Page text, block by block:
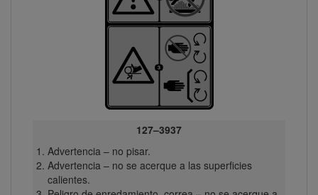
127–3937
Advertencia – no pisar.
Advertencia – no se acerque a las superficies
calientes.